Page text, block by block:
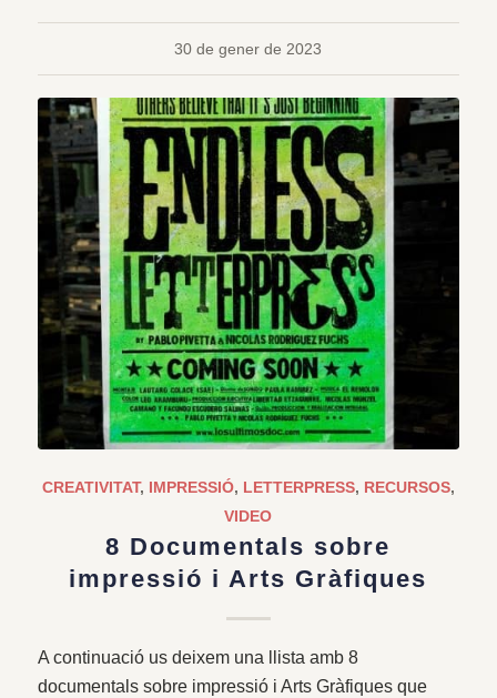
30 de gener de 2023
CREATIVITAT, IMPRESSIÓ, LETTERPRESS, RECURSOS,
VIDEO
8 Documentals sobre
impressió i Arts Gràfiques
A continuació us deixem una llista amb 8
documentals sobre impressió i Arts Gràfiques que